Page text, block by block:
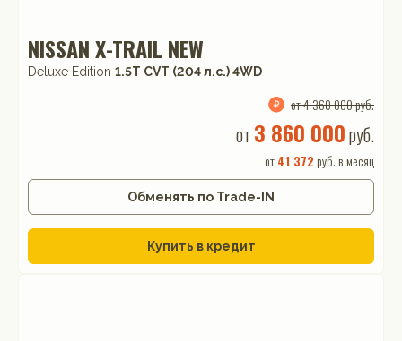
NISSAN X-TRAIL NEW
Deluxe Edition 1.5T CVT (204 л.с.) 4WD
от 4 360 000 руб.
от 3 860 000руб.
от41 372 руб. в месяц
Обменять по Trade-IN
Купить в кредит